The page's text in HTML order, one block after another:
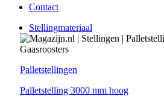
Contact
Stellingmateriaal
Palletstellingen
Palletstelling 3000 mm hoog